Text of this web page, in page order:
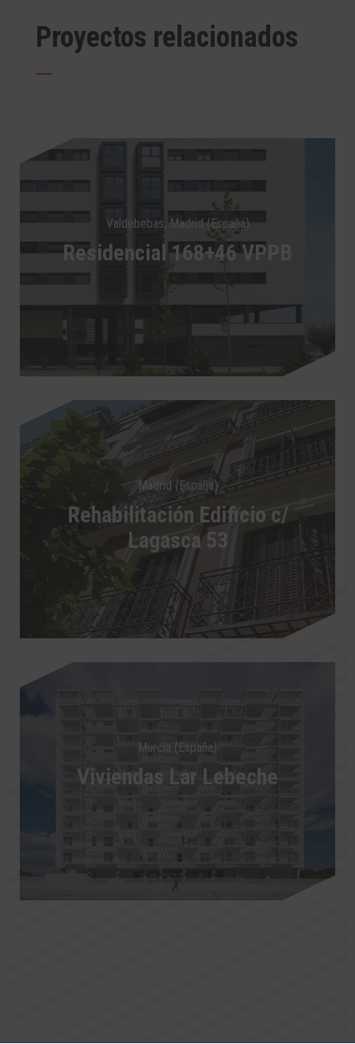
Proyectos relacionados
Valdebebas, Madrid (España)
Residencial 168+46 VPPB
Madrid (España)
Rehabilitación Edificio c/
Lagasca 53
Murcia (España)
Viviendas Lar Lebeche